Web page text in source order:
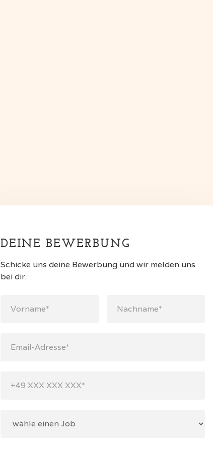
DEINE BEWERBUNG
Schicke uns deine Bewerbung und wir melden uns
bei dir.